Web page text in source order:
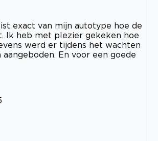
exact van mijn autotype hoe de
Ik heb met plezier gekeken hoe
werd er tijdens het wachten
En voor een goede